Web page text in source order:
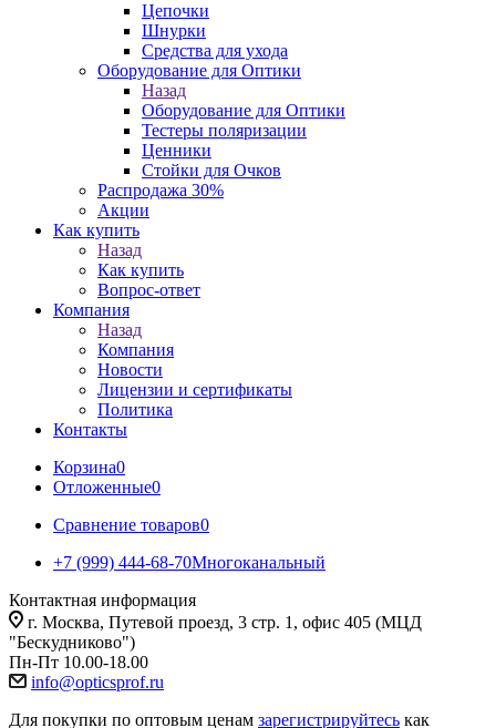
Цепочки
Шнурки
Средства для ухода
Оборудование для Оптики
Назад
Оборудование для Оптики
Тестеры поляризации
Ценники
Стойки для Очков
Распродажа 30%
Акции
Как купить
Назад
Как купить
Вопрос-ответ
Компания
Назад
Компания
Новости
Лицензии и сертификаты
Политика
Контакты
Корзина0
Отложенные0
Сравнение товаров0
+7 (999) 444-68-70Многоканальный
Контактная информация
г. Москва, Путевой проезд, 3 стр. 1, офис 405 (МЦД
"Бескудниково")
Пн-Пт 10.00-18.00
info@opticsprof.ru
Для покупки по оптовым ценам зарегистрируйтесь как